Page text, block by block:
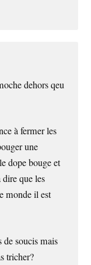
dehors qeu
à fermer les
une
dope bouge et
que les
monde il est
de soucis mais
tricher?